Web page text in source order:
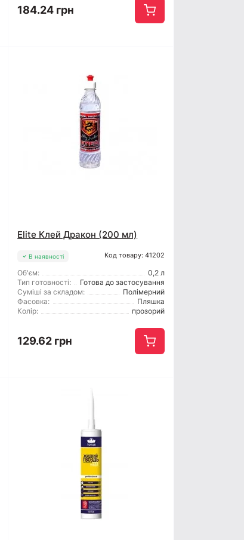
184.24 грн
Elite Клей Дракон (200 мл)
В наявності Код товару: 41202
Об'єм:
0,2 л
Тип готовності:
Готова до застосування
Суміші за складом:
Полімерний
Фасовка:
Пляшка
Колір:
прозорий
129.62 грн